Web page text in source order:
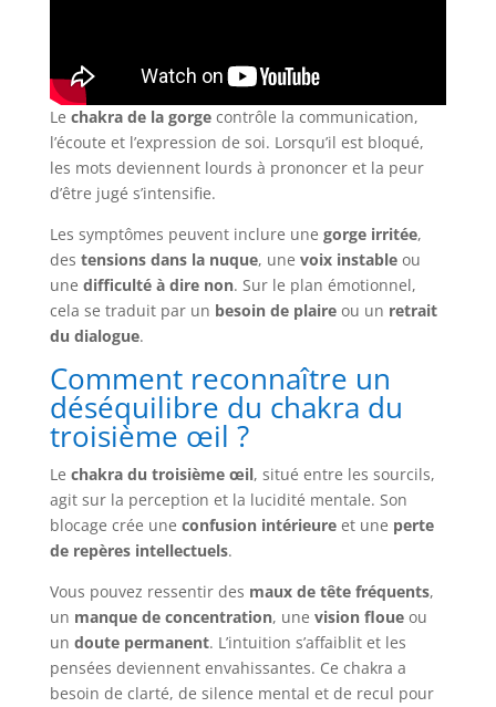
Le chakra de la gorgecontrôle la communication,
l’écoute et l’expression de soi. Lorsqu’il est bloqué,
les mots deviennent lourds à prononcer et la peur
d’être jugé s’intensifie.
Les symptômes peuvent inclure une gorge irritée,
des tensions dans la nuque, une voix instableou
une difficulté à dire non. Sur le plan émotionnel,
cela se traduit par un besoin de plaireou un retrait
du dialogue.
Comment reconnaître un
déséquilibre du chakra du
troisième œil ?
Le chakra du troisième œil, situé entre les sourcils,
agit sur la perception et la lucidité mentale. Son
blocage crée une confusion intérieureet une perte
de repères intellectuels.
Vous pouvez ressentir des maux de tête fréquents,
un manque de concentration, une vision floueou
un doute permanent. L’intuition s’affaiblit et les
pensées deviennent envahissantes. Ce chakra a
besoin de clarté, de silence mental et de recul pour